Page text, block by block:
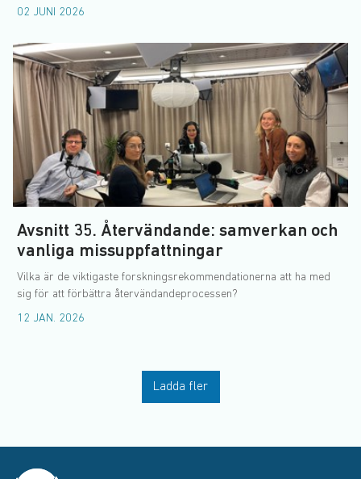
02 JUNI 2026
Avsnitt 35. Återvändande: samverkan och
vanliga missuppfattningar
Vilka är de viktigaste forskningsrekommendationerna att ha med
sig för att förbättra återvändandeprocessen?
12 JAN. 2026
Ladda fler